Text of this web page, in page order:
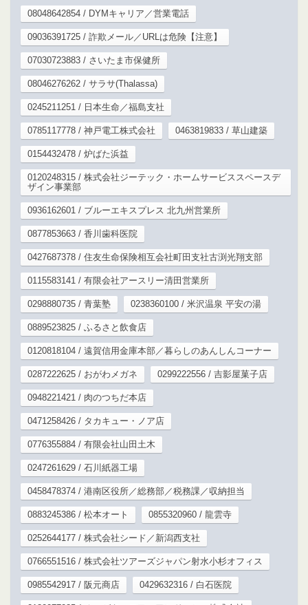
08048642854 / DYMキャリア／営業電話
09036391725 / 詐欺メール／URLは危険【注意】
07030723883 / さいたま市保健所
08046276262 / サラサ(Thalassa)
0245211251 / 日本生命／福島支社
0785117778 / 神戸電工株式会社 0463819833 / 草山建築
0154432478 / 炉ばた浜益
0120248315 / 株式会社ジーテック・ホームサービススペースデ
ザイン事業部
0936162601 / ブルーエキスプレス 北九州営業所
0877853663 / 香川歯科医院
0427687378 / 住友生命保険相互会社町田支社古渕光翔支部
0115583141 / 有限会社アースリー清田営業所
0298880735 / 青葉塾 0238360100 / 米沢温泉 平安の湯
0889523825 / ふるさと飲食店
0120818104 / 遠賀信用金庫本部／暮らしのあんしんコーナー
0287222625 / おがわメガネ 0299222556 / 吉影屋菓子店
0948221421 / 肉のつちだ本店
0471258426 / タカキュー・ノア店
0776355884 / 有限会社山田土木
0247261629 / 石川紙器工場
0458478374 / 港南区役所／総務部／税務課／収納担当
0883245386 / 松本オート 0855320960 / 龍雲寺
0252644177 / 株式会社シード／新潟西支社
0766551516 / 株式会社ツアーズジャパン射水小杉オフィス
0985542917 / 阪元商店 0429632316 / 白石医院